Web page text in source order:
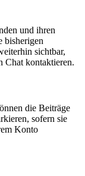
und ihren
bisherigen
sichtbar,
Chat kontaktieren.
die Beiträge
sofern sie
Konto